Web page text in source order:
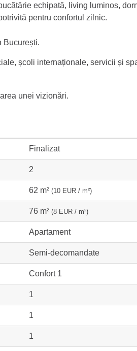
echipată, living luminos,
pentru confortul zilnic.
București.
școli internaționale, servicii și
unei vizionări.
Finalizat
2
62 m² (10 EUR / m²)
76 m² (8 EUR / m²)
Apartament
Semi-decomandate
Confort 1
1
1
1